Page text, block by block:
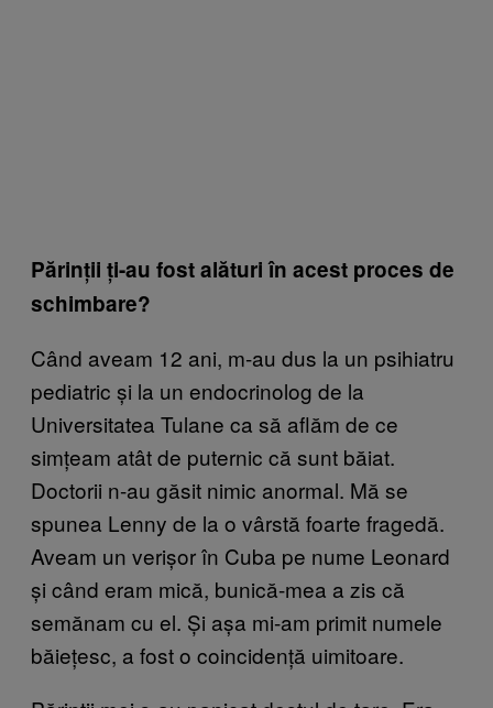
Părinții ți-au fost alături în acest proces de
schimbare?
Când aveam 12 ani, m-au dus la un psihiatru
pediatric și la un endocrinolog de la
Universitatea Tulane ca să aflăm de ce
simțeam atât de puternic că sunt băiat.
Doctorii n-au găsit nimic anormal. Mă se
spunea Lenny de la o vârstă foarte fragedă.
Aveam un verișor în Cuba pe nume Leonard
și când eram mică, bunică-mea a zis că
semănam cu el. Și așa mi-am primit numele
băiețesc, a fost o coincidență uimitoare.